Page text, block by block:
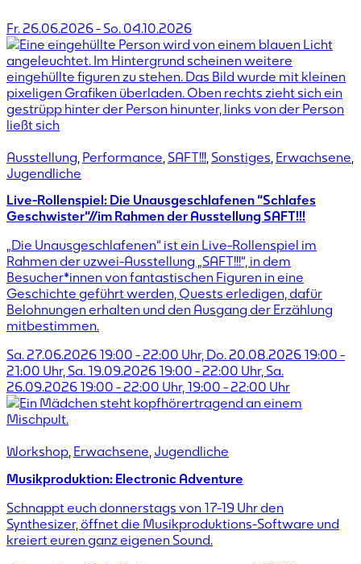
Fr. 26.06.2026- So. 04.10.2026
Ausstellung, Performance, SAFT!!!, Sonstiges, Erwachsene,
Jugendliche
Live-Rollenspiel: Die Unausgeschlafenen “Schlafes
Geschwister“//im Rahmen der Ausstellung SAFT!!!
„Die Unausgeschlafenen“ ist ein Live-Rollenspiel im
Rahmen der uzwei-Ausstellung „SAFT!!!“, in dem
Besucher*innen von fantastischen Figuren in eine
Geschichte geführt werden, Quests erledigen, dafür
Belohnungen erhalten und den Ausgang der Erzählung
mitbestimmen.
Sa. 27.06.2026 19:00 - 22:00 Uhr, Do. 20.08.2026 19:00 -
21:00 Uhr, Sa. 19.09.2026 19:00 - 22:00 Uhr, Sa.
26.09.2026 19:00 - 22:00 Uhr, 19:00 - 22:00 Uhr
Workshop, Erwachsene, Jugendliche
Musikproduktion: Electronic Adventure
Schnappt euch donnerstags von 17-19 Uhr den
Synthesizer, öffnet die Musikproduktions-Software und
kreiert euren ganz eigenen Sound.